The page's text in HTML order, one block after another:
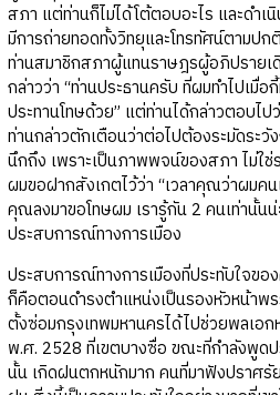
สภา แต่ท่านก็ไม่ได้โต้ตอบอะไร และดำเ
มีการถ่ายทอดทั้งวิทยุและโทรทัศน์ตามปก
ท่านสมาชิกสภาผู้แทนราษฎรผู้อภิปราย
กล่าวว่า “ท่านประธานครับ ที่ผมทำไปเมื่อ
ประทานโทษด้วย” แต่ท่านได้กล่าวตอบไ
ท่านกล่าวตักเตือนว่าต่อไปต้องระมัดระวั
นึกถึง เพราะเป็นภาพพจน์ของสภา ไม่ใ
ผมขอฝากสังเกตไว้ว่า “เวลาคุณว่าผมคน
คุณลงมาขอโทษผม เรารู้กัน 2 คนเท่านั้น
ประสบการณ์ทางการเมือง
ประสบการณ์ทางการเมืองที่ประทับใจข
ก็คือตอนดำรงตำแหน่งเป็นรองหัวหน้าพ
ตั้งซ่อมกรุงเทพมหานครได้ไปช่วยพลเอ
พ.ศ. 2528 ที่เขตบางซื่อ ขณะที่กำลังพูด
นั้น เกิดฝนตกหนักมาก คนที่มาฟังปราศรั